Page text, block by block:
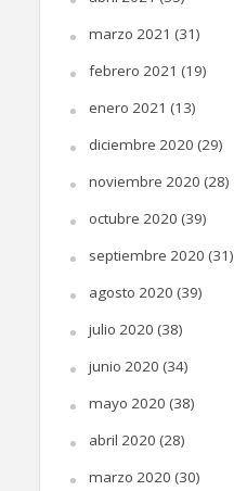
marzo 2021 (31)
febrero 2021 (19)
enero 2021 (13)
diciembre 2020 (29)
noviembre 2020 (28)
octubre 2020 (39)
septiembre 2020 (31)
agosto 2020 (39)
julio 2020 (38)
junio 2020 (34)
mayo 2020 (38)
abril 2020 (28)
marzo 2020 (30)